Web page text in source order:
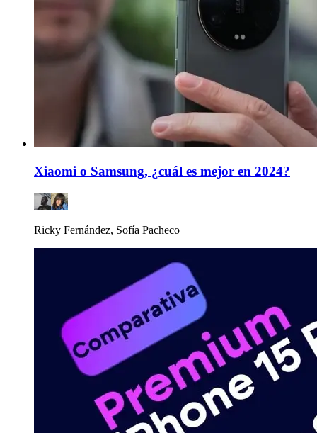
Xiaomi o Samsung, ¿cuál es mejor en 2024?
Ricky Fernández, Sofía Pacheco